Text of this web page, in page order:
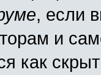
, если
и
как